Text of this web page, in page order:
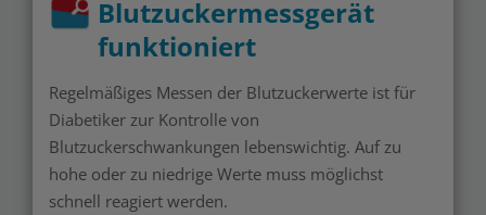
Blutzuckermessgerät
funktioniert
Regelmäßiges Messen der Blutzuckerwerte ist für
Diabetiker zur Kontrolle von
Blutzuckerschwankungen lebenswichtig. Auf zu
hohe oder zu niedrige Werte muss möglichst
schnell reagiert werden.